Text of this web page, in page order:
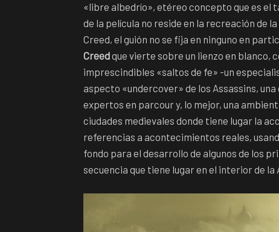
«libre albedrío», etéreo concepto que es el
de la película no reside en la recreación de
Creed, el guión no se fija en ninguno en
Creedque vierte sobre un lienzo en blanco,
imprescindibles «saltos de fe» -un
aspecto «undercover» de los Assassins,
expertos en parcour y, lo mejor, una
ciudades medievales donde tiene lugar la
referencias a acontecimientos reales,
fondo para el desarrollo de algunos de los
secuencia que tiene lugar en el interior de